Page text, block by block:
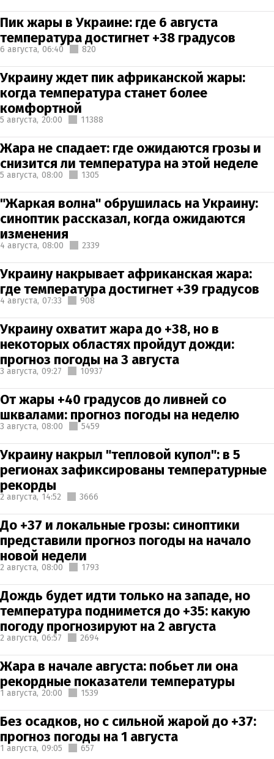
Пик жары в Украине: где 6 августа
температура достигнет +38 градусов
6 августа, 06:40 820
Украину ждет пик африканской жары:
когда температура станет более
комфортной
5 августа, 20:00 11388
Жара не спадает: где ожидаются грозы и
снизится ли температура на этой неделе
5 августа, 08:00 1305
"Жаркая волна" обрушилась на Украину:
синоптик рассказал, когда ожидаются
изменения
4 августа, 08:00 2339
Украину накрывает африканская жара:
где температура достигнет +39 градусов
4 августа, 07:33 908
Украину охватит жара до +38, но в
некоторых областях пройдут дожди:
прогноз погоды на 3 августа
3 августа, 09:27 10937
От жары +40 градусов до ливней со
шквалами: прогноз погоды на неделю
3 августа, 08:00 5459
Украину накрыл "тепловой купол": в 5
регионах зафиксированы температурные
рекорды
2 августа, 14:52 3666
До +37 и локальные грозы: синоптики
представили прогноз погоды на начало
новой недели
2 августа, 08:00 1793
Дождь будет идти только на западе, но
температура поднимется до +35: какую
погоду прогнозируют на 2 августа
2 августа, 06:57 2694
Жара в начале августа: побьет ли она
рекордные показатели температуры
1 августа, 20:00 1539
Без осадков, но с сильной жарой до +37:
прогноз погоды на 1 августа
1 августа, 09:05 657